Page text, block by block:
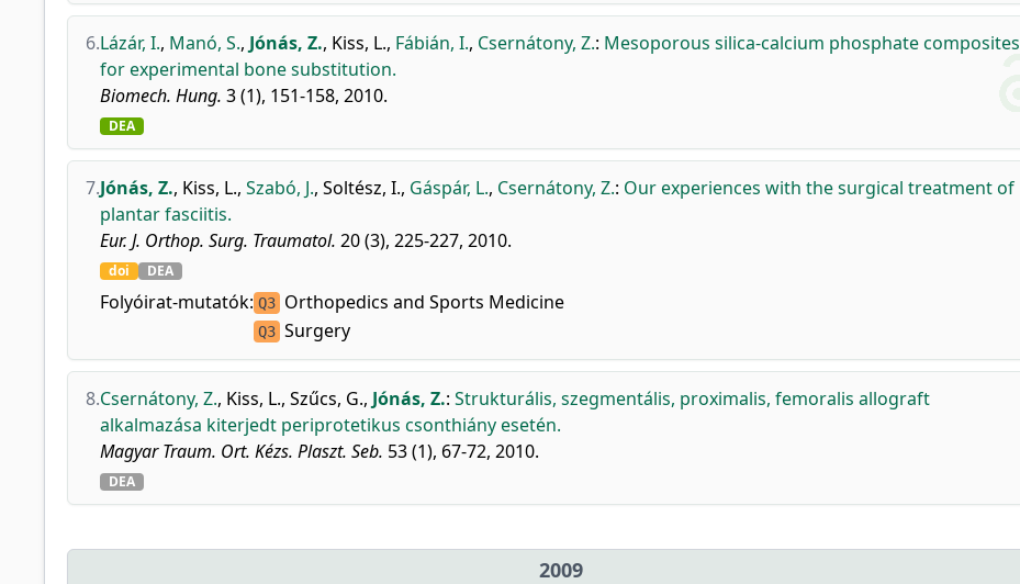
6.Lázár, I., Manó, S., Jónás, Z., Kiss, L., Fábián, I., Csernátony, Z.: Mesoporous silica-calcium phosphate composites
for experimental bone substitution.
Biomech. Hung. 3 (1), 151-158, 2010.
DEA
7.Jónás, Z., Kiss, L., Szabó, J., Soltész, I., Gáspár, L., Csernátony, Z.: Our experiences with the surgical treatment of
plantar fasciitis.
Eur. J. Orthop. Surg. Traumatol. 20 (3), 225-227, 2010.
doi DEA
Folyóirat-mutatók: Q3 Orthopedics and Sports Medicine
Q3 Surgery
8.Csernátony, Z., Kiss, L., Szűcs, G., Jónás, Z.: Strukturális, szegmentális, proximalis, femoralis allograft
alkalmazása kiterjedt periprotetikus csonthiány esetén.
Magyar Traum. Ort. Kézs. Plaszt. Seb. 53 (1), 67-72, 2010.
DEA
2009